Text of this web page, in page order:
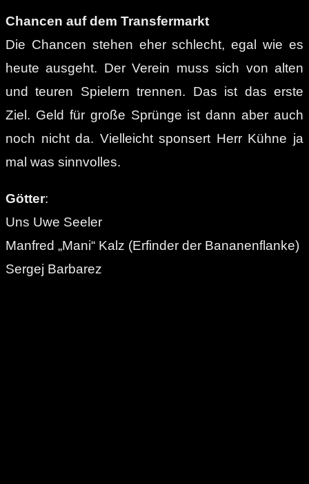
Chancen auf dem Transfermarkt
Die Chancen stehen eher schlecht, egal wie es
heute ausgeht. Der Verein muss sich von alten
und teuren Spielern trennen. Das ist das erste
Ziel. Geld für große Sprünge ist dann aber auch
noch nicht da. Vielleicht sponsert Herr Kühne ja
mal was sinnvolles.
Götter:
Uns Uwe Seeler
Manfred „Mani“ Kalz (Erfinder der Bananenflanke)
Sergej Barbarez